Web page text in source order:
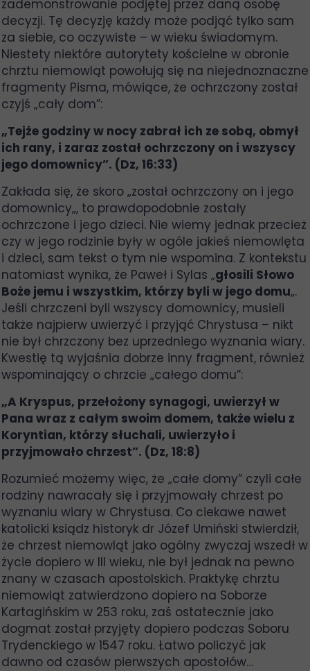
zademonstrowanie podjętej przez daną osobę
decyzji. Tę decyzję każdy może podjąć tylko sam
za siebie, co oczywiste – w wieku świadomym.
Niestety niektóre autorytety kościelne w obronie
chrztu niemowląt powołują się na niejednoznaczne
fragmenty Pisma, mówiące, że ochrzczony został
czyjś „cały dom”:
„Tejże godziny w nocy zabrał ich ze sobą, obmył
ich rany, i zaraz został ochrzczony on i wszyscy
jego domownicy”. (Dz, 16:33)
Zakłada się, że skoro „został ochrzczony on i jego
domownicy„, to prawdopodobnie zostały
ochrzczone i jego dzieci. Nie wiemy jednak przecież
czy w jego rodzinie były w ogóle jakieś niemowlęta
i dzieci, sam tekst o tym nie wspomina. Z kontekstu
natomiast wynika, że Paweł i Sylas „głosili Słowo
Boże jemu i wszystkim, którzy byli w jego domu„.
Jeśli chrzczeni byli wszyscy domownicy, musieli
także najpierw uwierzyć i przyjąć Chrystusa – nikt
nie był chrzczony bez uprzedniego wyznania wiary.
Kwestię tą wyjaśnia dobrze inny fragment, również
wspominający o chrzcie „całego domu”:
„A Kryspus, przełożony synagogi, uwierzył w
Pana wraz z całym swoim domem, także wielu z
Koryntian, którzy słuchali, uwierzyło i
przyjmowało chrzest”. (Dz, 18:8)
Rozumieć możemy więc, że „całe domy” czyli całe
rodziny nawracały się i przyjmowały chrzest po
wyznaniu wiary w Chrystusa. Co ciekawe nawet
katolicki ksiądz historyk dr Józef Umiński stwierdził,
że chrzest niemowląt jako ogólny zwyczaj wszedł w
życie dopiero w III wieku, nie był jednak na pewno
znany w czasach apostolskich. Praktykę chrztu
niemowląt zatwierdzono dopiero na Soborze
Kartagińskim w 253 roku, zaś ostatecznie jako
dogmat został przyjęty dopiero podczas Soboru
Trydenckiego w 1547 roku. Łatwo policzyć jak
dawno od czasów pierwszych apostołów…